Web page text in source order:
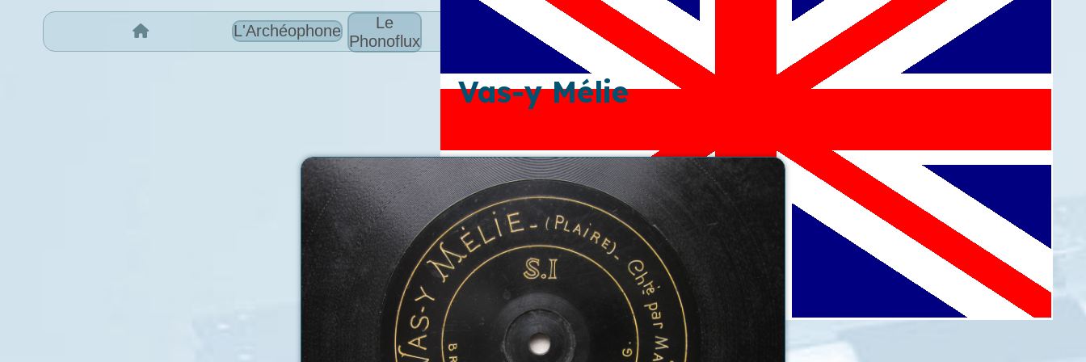
L'Archéophone
Le
Phonoflux
Vas-y Mélie